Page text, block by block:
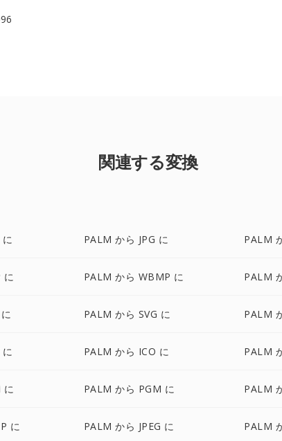
関連する変換
PALM から JPG に PALM
に PALM から WBMP に PALM
PALM から SVG に PALM
PALM から ICO に PALM
に PALM から PGM に PALM
に PALM から JPEG に PALM